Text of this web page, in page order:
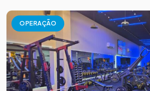
OPERAÇÃO